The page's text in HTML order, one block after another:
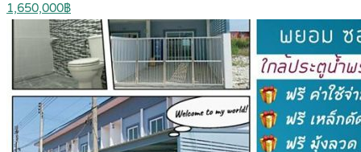
1,650,000฿